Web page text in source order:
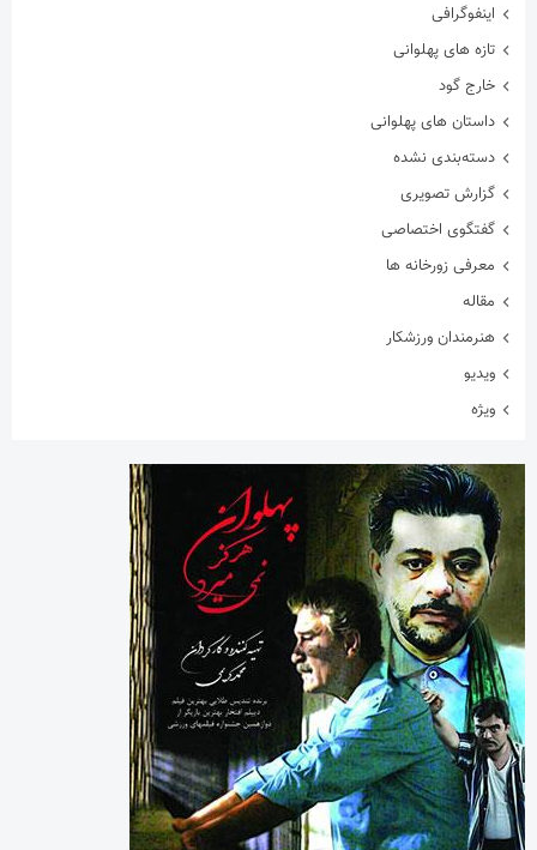
اینفوگرافی
تازه های پهلوانی
خارج گود
داستان های پهلوانی
دسته‌بندی نشده
گزارش تصویری
گفتگوی اختصاصی
معرفی زورخانه ها
مقاله
هنرمندان ورزشکار
ویدیو
ویژه